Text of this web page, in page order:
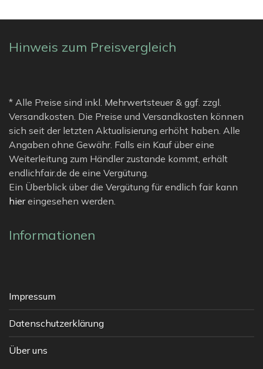
Hinweis zum Preisvergleich
* Alle Preise sind inkl. Mehrwertsteuer & ggf. zzgl.
Versandkosten. Die Preise und Versandkosten können
sich seit der letzten Aktualisierung erhöht haben. Alle
Angaben ohne Gewähr. Falls ein Kauf über eine
Weiterleitung zum Händler zustande kommt, erhält
endlichfair.de de eine Vergütung.
Ein Überblick über die Vergütung für endlich fair kann
hiereingesehen werden.
Informationen
Impressum
Datenschutzerklärung
Über uns